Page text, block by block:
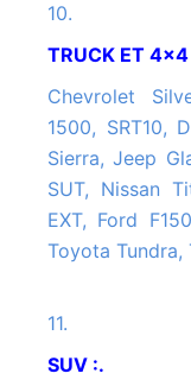
10.
TRUCK ET
Chevrolet Silverado, S10, SSR, Dodge Ram
1500, SRT10,
Sierra, Jeep
SUT, Nissan
EXT, Ford
Toyota Tundra,
11.
SUV :.